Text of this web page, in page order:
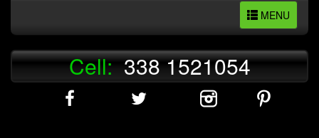
MENU
Cell:338 1521054